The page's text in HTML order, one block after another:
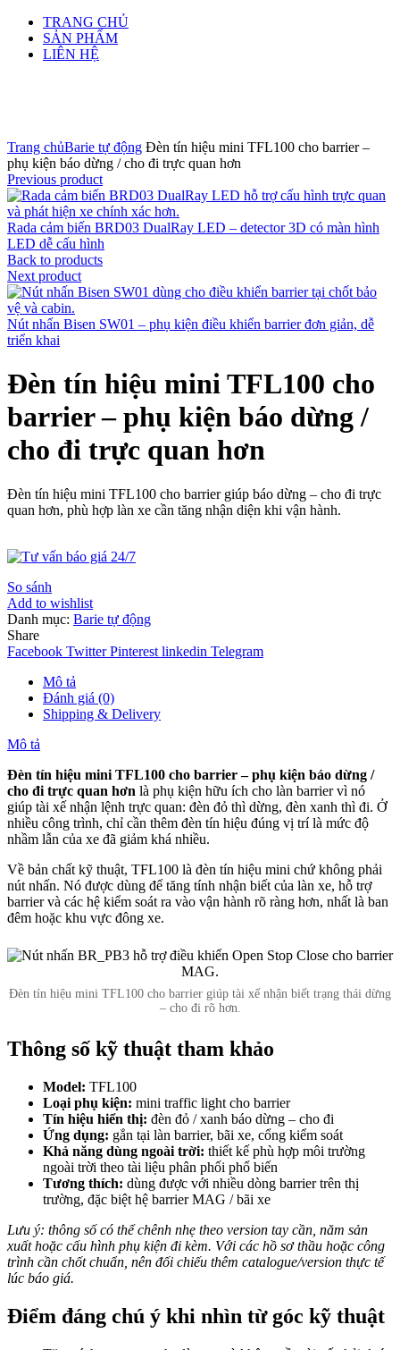
TRANG CHỦ
SẢN PHẨM
LIÊN HỆ
Trang chủBarie tự động Đèn tín hiệu mini TFL100 cho barrier –
phụ kiện báo dừng / cho đi trực quan hơn
Previous product
Rada cảm biến BRD03 DualRay LED – detector 3D có màn hình
LED dễ cấu hình
Back to products
Next product
Nút nhấn Bisen SW01 – phụ kiện điều khiển barrier đơn giản, dễ
triển khai
Đèn tín hiệu mini TFL100 cho
barrier – phụ kiện báo dừng /
cho đi trực quan hơn
Đèn tín hiệu mini TFL100 cho barrier giúp báo dừng – cho đi trực
quan hơn, phù hợp làn xe cần tăng nhận diện khi vận hành.
So sánh
Add to wishlist
Danh mục: Barie tự động
Share
Facebook Twitter Pinterest linkedin Telegram
Mô tả
Đánh giá (0)
Shipping & Delivery
Mô tả
Đèn tín hiệu mini TFL100 cho barrier – phụ kiện báo dừng /
cho đi trực quan hơn là phụ kiện hữu ích cho làn barrier vì nó
giúp tài xế nhận lệnh trực quan: đèn đỏ thì dừng, đèn xanh thì đi. Ở
nhiều công trình, chỉ cần thêm đèn tín hiệu đúng vị trí là mức độ
nhầm lẫn của xe đã giảm khá nhiều.
Về bản chất kỹ thuật, TFL100 là đèn tín hiệu mini chứ không phải
nút nhấn. Nó được dùng để tăng tính nhận biết của làn xe, hỗ trợ
barrier và các hệ kiểm soát ra vào vận hành rõ ràng hơn, nhất là ban
đêm hoặc khu vực đông xe.
Đèn tín hiệu mini TFL100 cho barrier giúp tài xế nhận biết trạng thái dừng
– cho đi rõ hơn.
Thông số kỹ thuật tham khảo
Model: TFL100
Loại phụ kiện: mini traffic light cho barrier
Tín hiệu hiển thị: đèn đỏ / xanh báo dừng – cho đi
Ứng dụng: gắn tại làn barrier, bãi xe, cổng kiểm soát
Khả năng dùng ngoài trời: thiết kế phù hợp môi trường
ngoài trời theo tài liệu phân phối phổ biến
Tương thích: dùng được với nhiều dòng barrier trên thị
trường, đặc biệt hệ barrier MAG / bãi xe
Lưu ý: thông số có thể chênh nhẹ theo version tay cần, năm sản
xuất hoặc cấu hình phụ kiện đi kèm. Với các hồ sơ thầu hoặc công
trình cần chốt chuẩn, nên đối chiếu thêm catalogue/version thực tế
lúc báo giá.
Điểm đáng chú ý khi nhìn từ góc kỹ thuật